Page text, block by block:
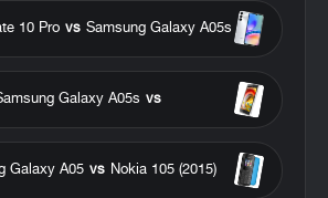
Samsung Galaxy A05s
vs
10 Pro
vs
Galaxy A05s
Nokia 105 (2015)
vs
Galaxy A05